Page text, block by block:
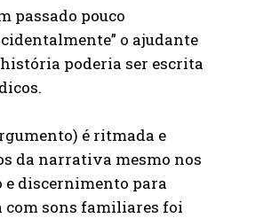
passado pouco
o ajudante
poderia ser escrita
é ritmada e
da narrativa mesmo nos
e discernimento para
com sons familiares foi